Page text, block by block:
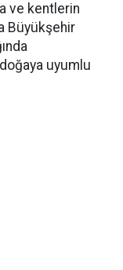
ve kentlerin
Büyükşehir
uyumlu